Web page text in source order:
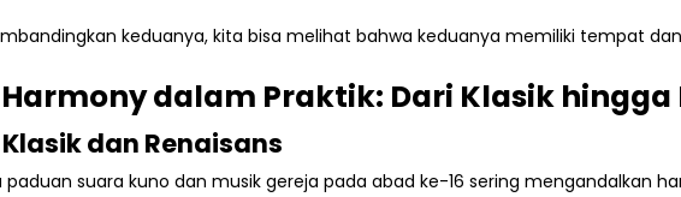
keduanya, kita bisa melihat bahwa keduanya memiliki tempat
dalam Praktik: Dari Klasik hingga
Klasik dan Renaisans
paduan suara kuno dan musik gereja pada abad ke-16 sering mengandalkan